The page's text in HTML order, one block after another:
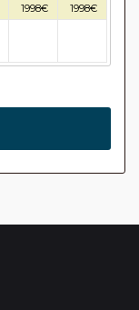
1998€ 1998€